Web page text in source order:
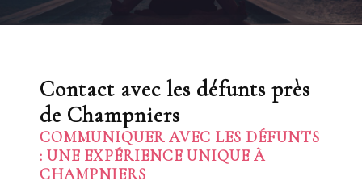
Contact avec les défunts près
de Champniers
COMMUNIQUER AVEC LES DÉFUNTS
: UNE EXPÉRIENCE UNIQUE À
CHAMPNIERS